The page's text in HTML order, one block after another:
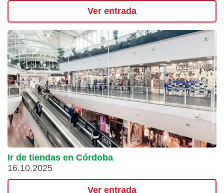
Ver entrada
Ir de tiendas en Córdoba
16.10.2025
Ver entrada